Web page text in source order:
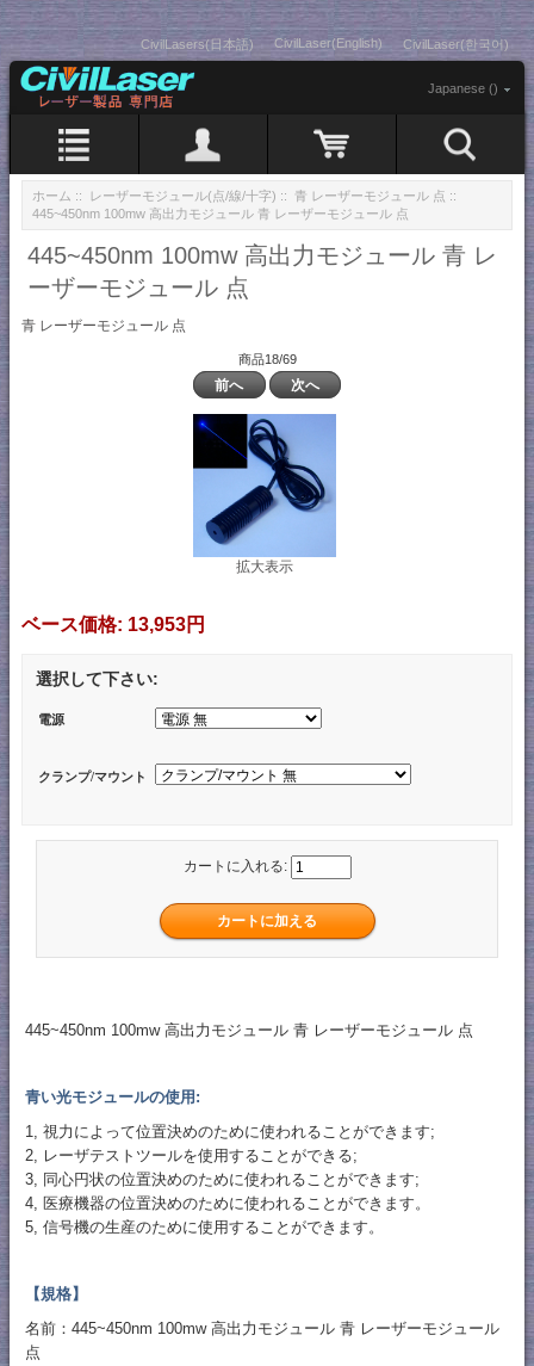
CivilLasers(日本語) CivilLaser(English) CivilLaser(한국어)
Japanese ()
ホーム :: レーザーモジュール(点/線/十字) :: 青 レーザーモジュール 点 ::
445~450nm 100mw 高出力モジュール 青 レーザーモジュール 点
445~450nm 100mw 高出力モジュール 青 レ
ーザーモジュール 点
青 レーザーモジュール 点
商品18/69
前へ 次へ
拡大表示
ベース価格: 13,953円
選択して下さい:
電源
クランプ/マウント
カートに入れる:
445~450nm 100mw 高出力モジュール 青 レーザーモジュール 点
青い光モジュールの使用:
1, 視力によって位置決めのために使われることができます;
2, レーザテストツールを使用することができる;
3, 同心円状の位置決めのために使われることができます;
4, 医療機器の位置決めのために使われることができます。
5, 信号機の生産のために使用することができます。
【規格】
名前：445~450nm 100mw 高出力モジュール 青 レーザーモジュール
点